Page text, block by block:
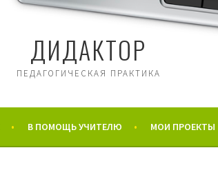
ДИДАКТОР
ПЕДАГОГИЧЕСКАЯ ПРАКТИКА
В ПОМОЩЬ УЧИТЕЛЮ МОИ ПРОЕКТЫ